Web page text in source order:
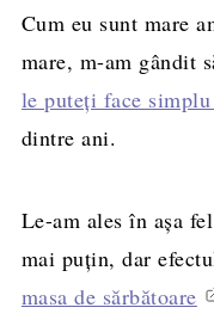
Cum eu sunt mare
mare, m-am gândit
le puteți face
dintre ani.
Le-am ales în așa
mai puțin, dar
masa de sărbătoare